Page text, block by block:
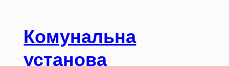
вмістуКомунальна
установа